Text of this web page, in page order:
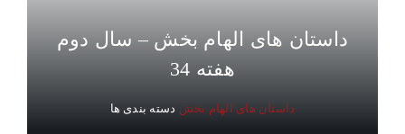
داستان های الهام بخش – سال دوم
هفته 34
داستان های الهام بخش دسته بندی ها